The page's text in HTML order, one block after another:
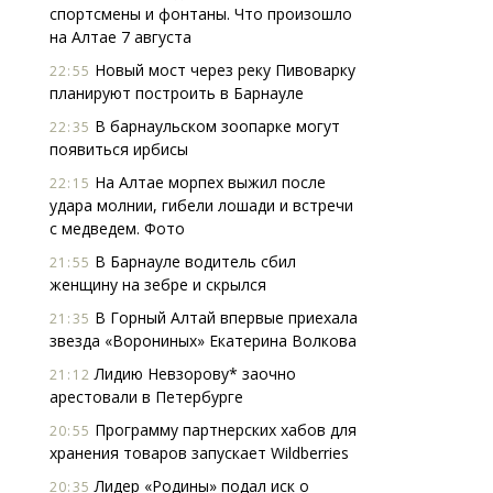
спортсмены и фонтаны. Что произошло
на Алтае 7 августа
22:55 Новый мост через реку Пивоварку
планируют построить в Барнауле
22:35 В барнаульском зоопарке могут
появиться ирбисы
22:15 На Алтае морпех выжил после
удара молнии, гибели лошади и встречи
с медведем. Фото
21:55 В Барнауле водитель сбил
женщину на зебре и скрылся
21:35 В Горный Алтай впервые приехала
звезда «Ворониных» Екатерина Волкова
21:12 Лидию Невзорову* заочно
арестовали в Петербурге
20:55 Программу партнерских хабов для
хранения товаров запускает Wildberries
20:35 Лидер «Родины» подал иск о